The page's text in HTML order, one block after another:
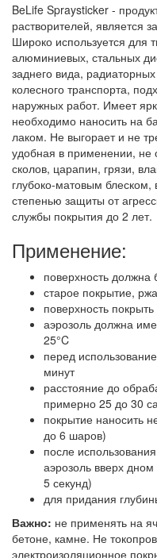
BeLife Spraysticker -
растворителей, является
Широко используется для
алюминиевых, стальных
заднего вида,
колесного транспорта,
наружных работ. Имеет
необходимо наносить на
лаком. Не выгорает и не
удобная в применении, не
сколов, царапин, грязи,
глубоко-матовым блеском,
степенью защиты от
службы покрытия до 2 лет.
Применение:
поверхность должна
старое покрытие,
поверхность
аэрозоль должна
25°C
перед
минут
расстояние до
примерно 25 до 30
покрытие наносить
до 6 шаров)
после
аэрозоль вверх
5 секунд)
для придания
Важно: не применять на
бетоне, камне. Не
электроизоляционное